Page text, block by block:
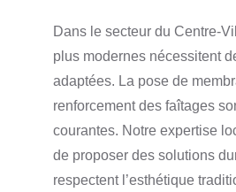
Dans le secteur du Centre-
plus modernes nécessitent
adaptées. La pose de
renforcement des faîtages
courantes. Notre expertise
de proposer des solutions
respectent l’esthétique